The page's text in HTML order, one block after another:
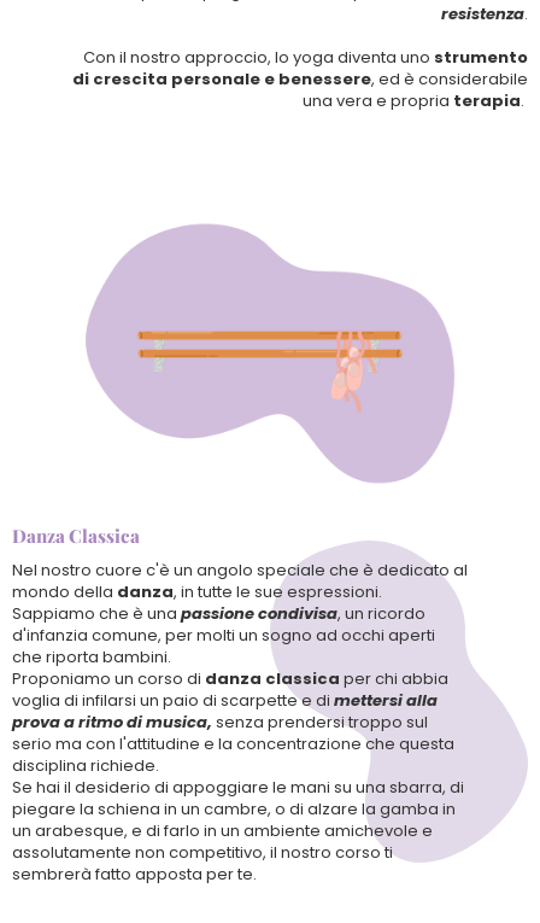
resistenza.
Con il nostro approccio, lo yoga diventa uno strumento
di crescita personale e benessere, ed è considerabile
una vera e propria terapia.
Danza Classica
Nel nostro cuore c'è un angolo speciale che è dedicato al
mondo della danza, in tutte le sue espressioni.
Sappiamo che è una passione condivisa, un ricordo
d'infanzia comune, per molti un sogno ad occhi aperti
che riporta bambini.
Proponiamo un corso di danza classica per chi abbia
voglia di infilarsi un paio di scarpette e di mettersi alla
prova a ritmo di musica, senza prendersi troppo sul
serio ma con l'attitudine e la concentrazione che questa
disciplina richiede.
Se hai il desiderio di appoggiare le mani su una sbarra, di
piegare la schiena in un cambre, o di alzare la gamba in
un arabesque, e di farlo in un ambiente amichevole e
assolutamente non competitivo, il nostro corso ti
sembrerà fatto apposta per te.